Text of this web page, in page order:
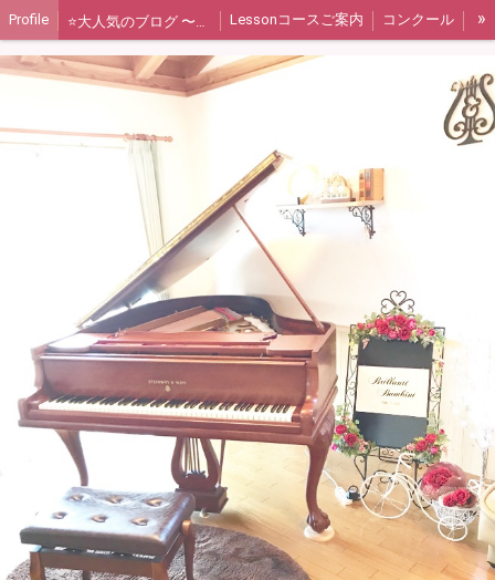
Profile ⭐️大人気のブログ 〜先生のピアノへの想いを綴る〜 Lessonコースご案内 コンクール
煌めく子供達の音楽会 〈第１教室〉本巣市真桑教室
▪️両教室の空席状況
千鶴ピアノ教室Twitter
»